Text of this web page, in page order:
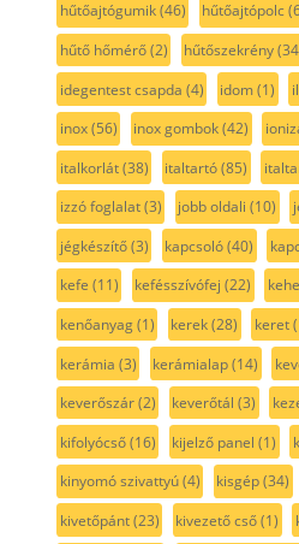
hűtőajtógumik(46) hűtőajtópolc
hűtő hőmérő(2) hűtőszekrény
idegentest csapda (4) idom(1)
inox(56) inox gombok(42)
italkorlát(38) italtartó(85)
izzó foglalat(3) jobb oldali (10)
jégkészítő(3) kapcsoló(40)
kefe (11) kefésszívófej (22)
kenőanyag(1) kerek(28) keret
kerámia (3) kerámialap(14)
keverőszár(2) keverőtál (3)
kifolyócső(16) kijelző panel (1)
kinyomó szivattyú(4) kisgép(34)
kivetőpánt(23) kivezető cső(1)